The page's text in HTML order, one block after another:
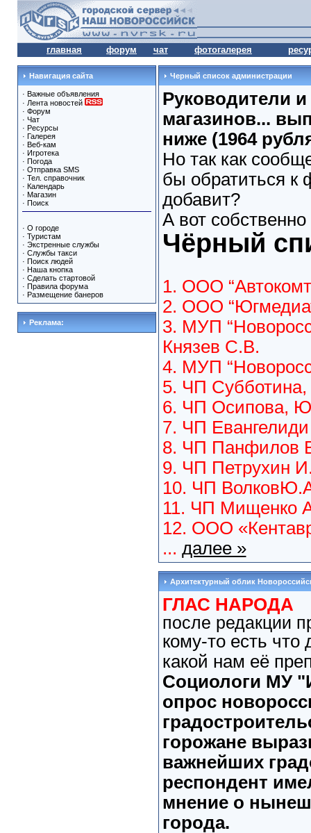
главная форум чат фотогалерея
Навигация сайта
· Важные объявления
· Лента новостей
· Форум
· Чат
· Ресурсы
· Галерея
· Веб-кам
· Игротека
· Погода
· Отправка SMS
· Тел. справочник
· Календарь
· Магазин
· Поиск
· О городе
· Туристам
· Экстренные службы
· Службы такси
· Поиск людей
· Наша кнопка
· Сделать стартовой
· Правила форума
· Размещение банеров
Реклама:
Черный список администрации
Руководители
магазинов...
ниже (1964
Но так как
бы обратиться к
добавит?
А вот
Чёрный
1. ООО
2. ООО
3. МУП
Князев С.В.
4. МУП
5. ЧП Субботина,
6. ЧП Осипова,
7. ЧП Евангелиди
8. ЧП Панфилов
9. ЧП Петрухин
10. ЧП
11. ЧП Мищенко
12. ООО
... далее »
Архитектурный облик
ГЛАС НАРОДА
после редакции
кому-то есть что
какой нам её
Социологи МУ
опрос
горожане
важнейших
респондент
мнение о
города.